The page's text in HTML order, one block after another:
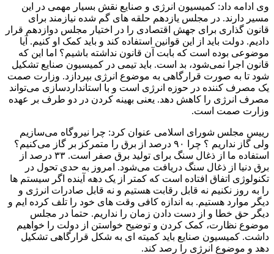
وی ادامه داد: کمیسیون انرژی و صنایع نقش بسیار مهمی در این
مسیر دارند. در مجلس یازدهم حلقه های گم شده نیازمند برای
قانون گذاری برای جهش اقتصادی را در اختیار مجلس دوازدهم قرار
دادیم. دولت باید از این قوانین استفاده کند و باید کمک او کنیم. آیا
موضوعی بوده است که بابت آن قانون نداشته باشیم؟ اما این که
قانون اجرا نمی‌شود، بد است. باید تیمی در کمیسیون صنایع تشکیل
شود تا به صورت قرارگاهی به موضوع انرژی بپردازد. وزارت صمت
یک مصرف کننده در حوزه انرژی است و با استانداردسازی می‌تواند
مصرف انرژی را کاهش دهد. یعنی بهینه کردن در دو طرف بر عهده
وزارت صمت است.
رییس مجلس شورای اسلامی عنوان کرد: چرا نیروگاه می‌سازیم
ولی گاز نداریم ؟ چرا ۹۰ درصد از برق را متمرکز بر گاز می‌کنیم؟
استفاده ما از ذغال سنگ برای تولید برق صفر است. ۳۳ درصد از
برق دنیا از ذغال سنگ دریافت می‌شود. امروز به حدی تحول در
تکنولوژی اتفاق افتاده است که کمتر از یک دهه آینده اگر سیستم ها
را به روز نکنیم نه قابل رقابت هستیم و نه قابل صادرات انرژی و
دیگر موارد هستیم. به اندازه کافی وقت های خود را تلف کرده ایم و
دیگر حق خطا و از دست دادن زمان را نداریم. حتما در مجلس
موضوع نظارت، کمک کردن و توضیح خواستن از دولت را خواهیم
داشت. کمیسیون صنایع باید کمیته ای به شکل قرارگاهی تشکیل
دهد و موضوع انرژی را رصد کند.